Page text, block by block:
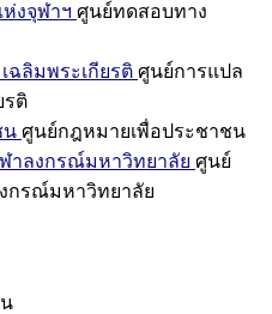
งจุฬาฯ ศูนย์ทดสอบทาง
ฉลิมพระเกียรติ ศูนย์การแปล
รติ
น ศูนย์กฎหมายเพื่อประชาชน
าลงกรณ์มหาวิทยาลัย ศูนย์
กรณ์มหาวิทยาลัย